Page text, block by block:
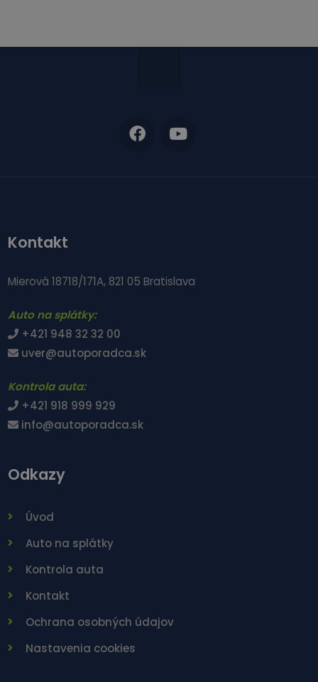
Kontakt
Mierová 18718/171A, 821 05 Bratislava
Auto na splátky:
+421 948 32 32 00
uver@autoporadca.sk
Kontrola auta:
+421 918 999 929
info@autoporadca.sk
Odkazy
Úvod
Auto na splátky
Kontrola auta
Kontakt
Ochrana osobných údajov
Nastavenia cookies